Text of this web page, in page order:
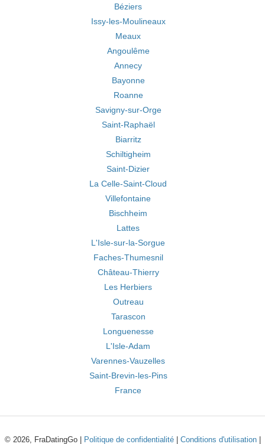
Béziers
Issy-les-Moulineaux
Meaux
Angoulême
Annecy
Bayonne
Roanne
Savigny-sur-Orge
Saint-Raphaël
Biarritz
Schiltigheim
Saint-Dizier
La Celle-Saint-Cloud
Villefontaine
Bischheim
Lattes
L'Isle-sur-la-Sorgue
Faches-Thumesnil
Château-Thierry
Les Herbiers
Outreau
Tarascon
Longuenesse
L'Isle-Adam
Varennes-Vauzelles
Saint-Brevin-les-Pins
France
© 2026, FraDatingGo | Politique de confidentialité| Conditions d'utilisation|